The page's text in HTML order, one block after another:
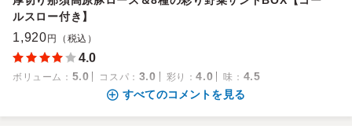
ルスロー付き】
1,920 円（税込）
4.0
ボリューム ： 5.0 コスパ ： 3.0 彩り ：4.0 味 ： 4.5
すべてのコメントを見る